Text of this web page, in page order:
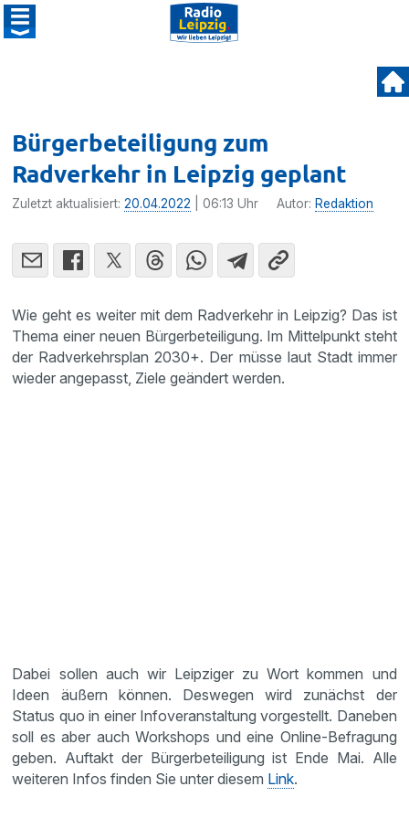
Bürgerbeteiligung zum
Radverkehr in Leipzig geplant
Zuletzt aktualisiert:20.04.2022 | 06:13 Uhr Autor: Redaktion
Wie geht es weiter mit dem Radverkehr in Leipzig? Das ist
Thema einer neuen Bürgerbeteiligung. Im Mittelpunkt steht
der Radverkehrsplan 2030+. Der müsse laut Stadt immer
wieder angepasst, Ziele geändert werden.
Dabei sollen auch wir Leipziger zu Wort kommen und
Ideen äußern können. Deswegen wird zunächst der
Status quo in einer Infoveranstaltung vorgestellt. Daneben
soll es aber auch Workshops und eine Online-Befragung
geben. Auftakt der Bürgerbeteiligung ist Ende Mai. Alle
weiteren Infos finden Sie unter diesem Link.